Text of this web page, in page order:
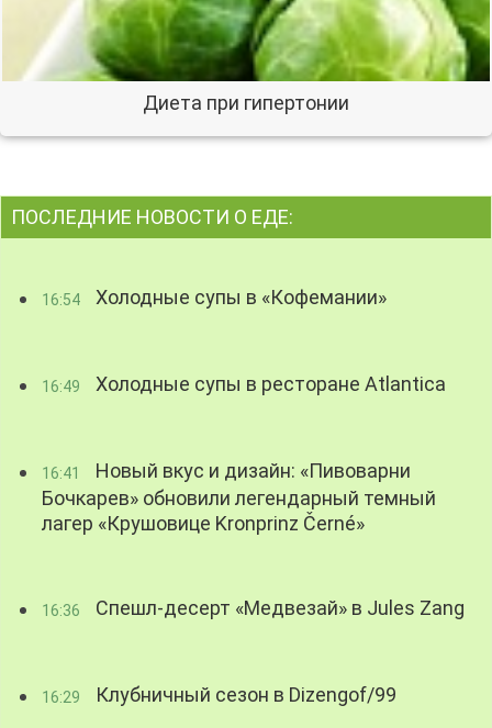
Диета при гипертонии
ПОСЛЕДНИЕ НОВОСТИ О ЕДЕ:
16:54 Холодные супы в «Кофемании»
16:49 Холодные супы в ресторане Atlantica
16:41
Новый вкус и дизайн: «Пивоварни
Бочкарев» обновили легендарный темный
лагер «Крушовице Kronprinz Černé»
16:36 Спешл-десерт «Медвезай» в Jules Zang
16:29 Клубничный сезон в Dizengof/99